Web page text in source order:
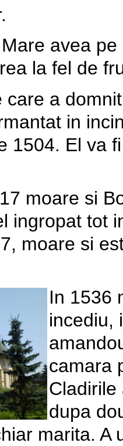
avea
la fel de
care a
in
1504. El va
moare si
ingropat tot
moare si
In 1536
incediu,
camara
Cladirile
dupa
marita. A